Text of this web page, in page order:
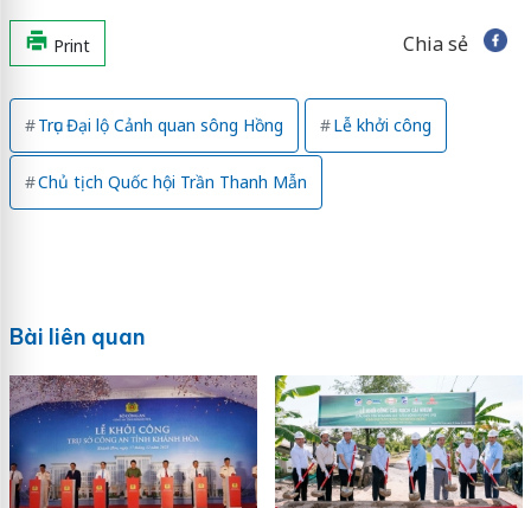
Print Chia sẻ
Trục Đại lộ Cảnh quan sông Hồng Lễ khởi công
Chủ tịch Quốc hội Trần Thanh Mẫn
Bài liên quan